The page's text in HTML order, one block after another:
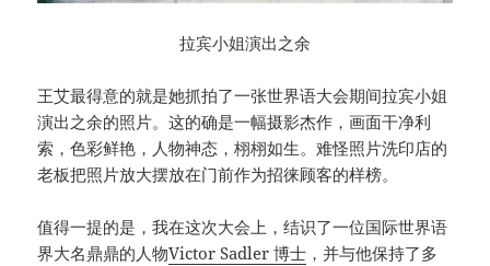
拉宾小姐演出之余
王艾最得意的就是她抓拍了一张世界语大会期间拉宾小姐
演出之余的照片。这的确是一幅摄影杰作，画面干净利
索，色彩鲜艳，人物神态，栩栩如生。难怪照片洗印店的
老板把照片放大摆放在门前作为招徕顾客的样榜。
值得一提的是，我在这次大会上，结识了一位国际世界语
界大名鼎鼎的人物Victor Sadler 博士 ，并与他保持了多